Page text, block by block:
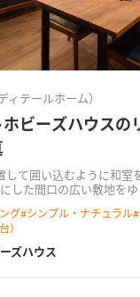
ィテールホーム）
ビーズハウスの
して囲い込むように和室
した 間口の広い敷地を
の充実や、リモートワー
グ#シンプル・ナチュラル#
）
ズハウス